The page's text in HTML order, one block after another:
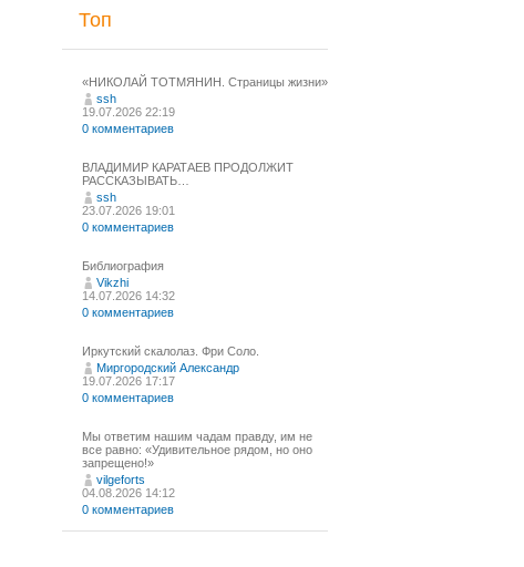
Топ
«НИКОЛАЙ ТОТМЯНИН. Страницы жизни»
ssh
19.07.2026 22:19
0 комментариев
ВЛАДИМИР КАРАТАЕВ ПРОДОЛЖИТ
РАССКАЗЫВАТЬ…
ssh
23.07.2026 19:01
0 комментариев
Библиография
Vikzhi
14.07.2026 14:32
0 комментариев
Иркутский скалолаз. Фри Соло.
Миргородский Александр
19.07.2026 17:17
0 комментариев
Мы ответим нашим чадам правду, им не
все равно: «Удивительное рядом, но оно
запрещено!»
vilgeforts
04.08.2026 14:12
0 комментариев